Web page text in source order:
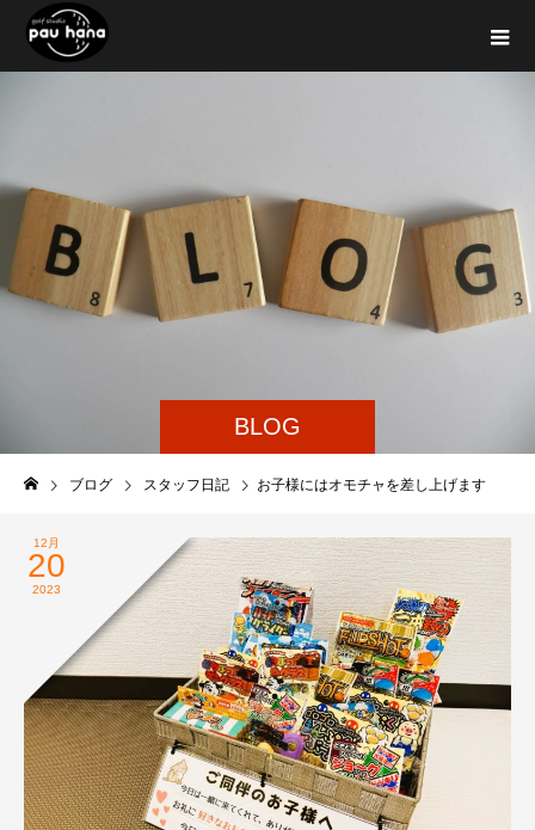
BLOG
ブログ スタッフ日記 お子様にはオモチャを差し上げます
12月
20
2023